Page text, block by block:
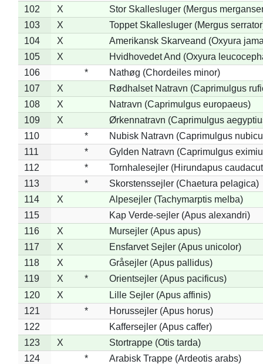
102 X
Stor Skallesluger (Mergus
103
X
Toppet Skallesluger (Mergus
104
X
Amerikansk Skarveand (Oxyura
105
X
Hvidhovedet And (Oxyura
106
*
Nathøg (Chordeiles minor)
107
X
Rødhalset Natravn (Caprimulgus
108
X
Natravn (Caprimulgus europaeus)
109
X
Ørkennatravn (Caprimulgus
110
*
Nubisk Natravn (Caprimulgus
111
*
Gylden Natravn (Caprimulgus
112
*
Tornhalesejler (Hirundapus
113
*
Skorstenssejler (Chaetura pelagica)
114
X
Alpesejler (Tachymarptis melba)
115
Kap Verde-sejler (Apus alexandri)
116
X
Mursejler (Apus apus)
117
X
Ensfarvet Sejler (Apus unicolor)
118
X
Gråsejler (Apus pallidus)
119
X *
Orientsejler (Apus pacificus)
120
X
Lille Sejler (Apus affinis)
121
*
Horussejler (Apus horus)
122
Kaffersejler (Apus caffer)
123
X
Stortrappe (Otis tarda)
124
*
Arabisk Trappe (Ardeotis arabs)